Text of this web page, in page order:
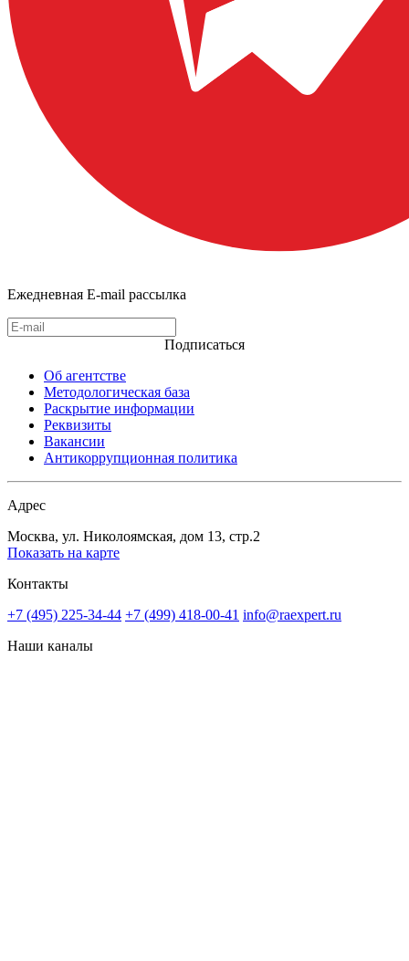
Ежедневная E-mail рассылка
Подписаться
Об агентстве
Методологическая база
Раскрытие информации
Реквизиты
Вакансии
Антикоррупционная политика
Адрес
Москва, ул. Николоямская, дом 13, стр.2
Показать на карте
Контакты
+7 (495) 225-34-44 +7 (499) 418-00-41 info@raexpert.ru
Наши каналы